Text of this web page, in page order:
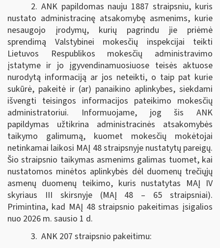
2. ANK papildomas nauju 1887 straipsniu, kuris
nustato administracinę atsakomybę asmenims, kurie
nesaugojo įrodymų, kurių pagrindu jie priėmė
sprendimą Valstybinei mokesčių inspekcijai teikti
Lietuvos Respublikos mokesčių administravimo
įstatyme ir jo įgyvendinamuosiuose teisės aktuose
nurodytą informaciją ar jos neteikti, o taip pat kurie
sukūrė, pakeitė ir (ar) panaikino aplinkybes, siekdami
išvengti teisingos informacijos pateikimo mokesčių
administratoriui. Informuojame, jog šis ANK
papildymas užtikrina administracinės atsakomybės
taikymo galimumą, kuomet mokesčių mokėtojai
netinkamai laikosi MAĮ 48 straipsnyje nustatytų pareigų.
Šio straipsnio taikymas asmenims galimas tuomet, kai
nustatomos minėtos aplinkybės dėl duomenų trečiųjų
asmenų duomenų teikimo, kuris nustatytas MAĮ IV
skyriaus III skirsnyje (MAĮ 48 – 65 straipsniai).
Primintina, kad MAĮ 48 straipsnio pakeitimas įsigalios
nuo 2026 m. sausio 1 d.
3. ANK 207 straipsnio pakeitimu: